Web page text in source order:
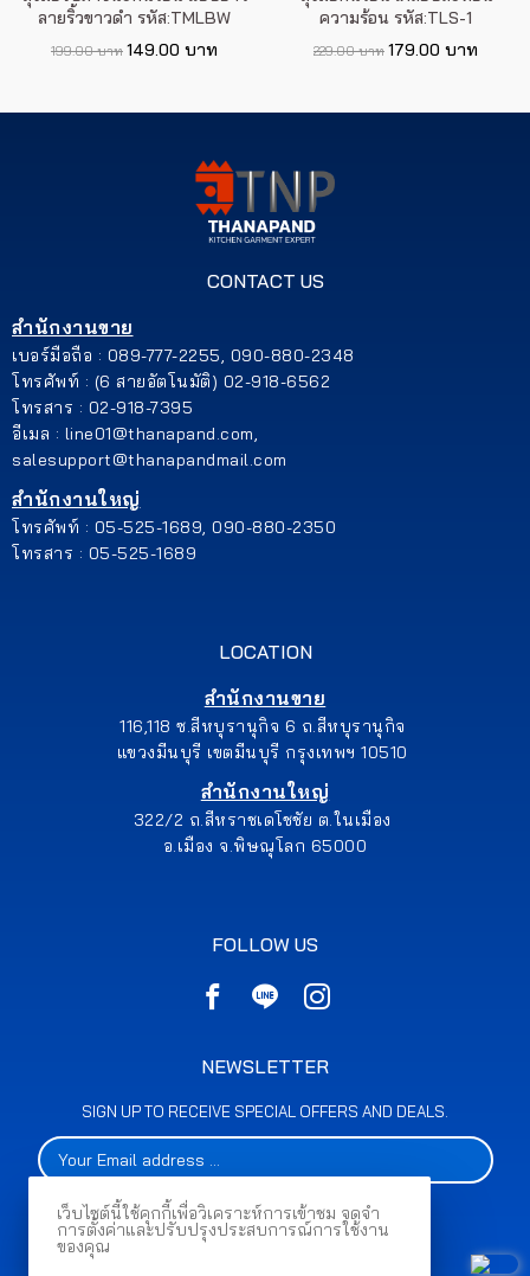
ลายริ้วขาวดำ รหัส:TMLBW
199.00 บาท 149.00 บาท
ความร้อน รหัส:TLS-1
229.00 บาท 179.00 บาท
CONTACT US
สำนักงานขาย
เบอร์มือถือ : 089-777-2255, 090-880-2348
โทรศัพท์ : (6 สายอัตโนมัติ) 02-918-6562
โทรสาร : 02-918-7395
อีเมล : line01@thanapand.com,
salesupport@thanapandmail.com
สำนักงานใหญ่
โทรศัพท์ : 05-525-1689, 090-880-2350
โทรสาร : 05-525-1689
LOCATION
สำนักงานขาย
116,118 ซ.สีหบุรานุกิจ 6 ถ.สีหบุรานุกิจ
แขวงมีนบุรี เขตมีนบุรี กรุงเทพฯ 10510
สำนักงานใหญ่
322/2 ถ.สีหราชเดโชชัย ต.ในเมือง
อ.เมือง จ.พิษณุโลก 65000
FOLLOW US
NEWSLETTER
SIGN UP TO RECEIVE SPECIAL OFFERS AND DEALS.
SUBSCRIBE
เว็บไซต์นี้ใช้คุกกี้เพื่อวิเคราะห์การเข้าชม จดจำ
การตั้งค่าและปรับปรุงประสบการณ์การใช้งาน
ของคุณ